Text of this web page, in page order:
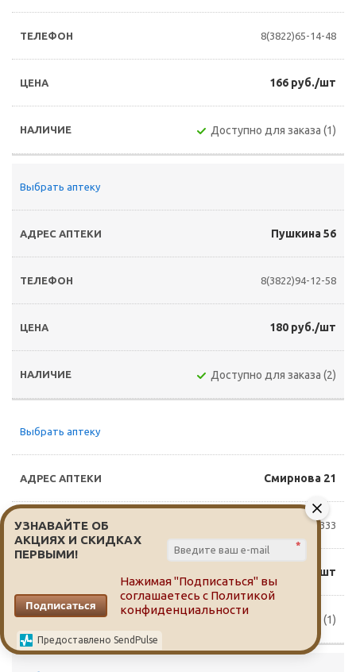
8(3822)65-14-48
166 руб./шт
Доступно для заказа (1)
Выбрать аптеку
Пушкина 56
8(3822)94-12-58
180 руб./шт
Доступно для заказа (2)
Выбрать аптеку
Смирнова 21
8(3822)760-333
145 руб./шт
Доступно для заказа (1)
УЗНАВАЙТЕ ОБ
АКЦИЯХ И СКИДКАХ
ПЕРВЫМИ!
*
Подписаться
Нажимая "Подписаться" вы
соглашаетесь с Политикой
конфиденциальности
Предоставлено SendPulse